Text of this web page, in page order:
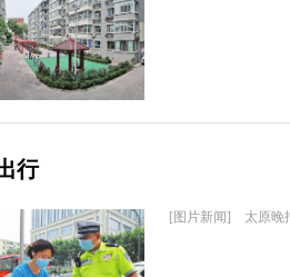
行
[图片新闻] 太原晚